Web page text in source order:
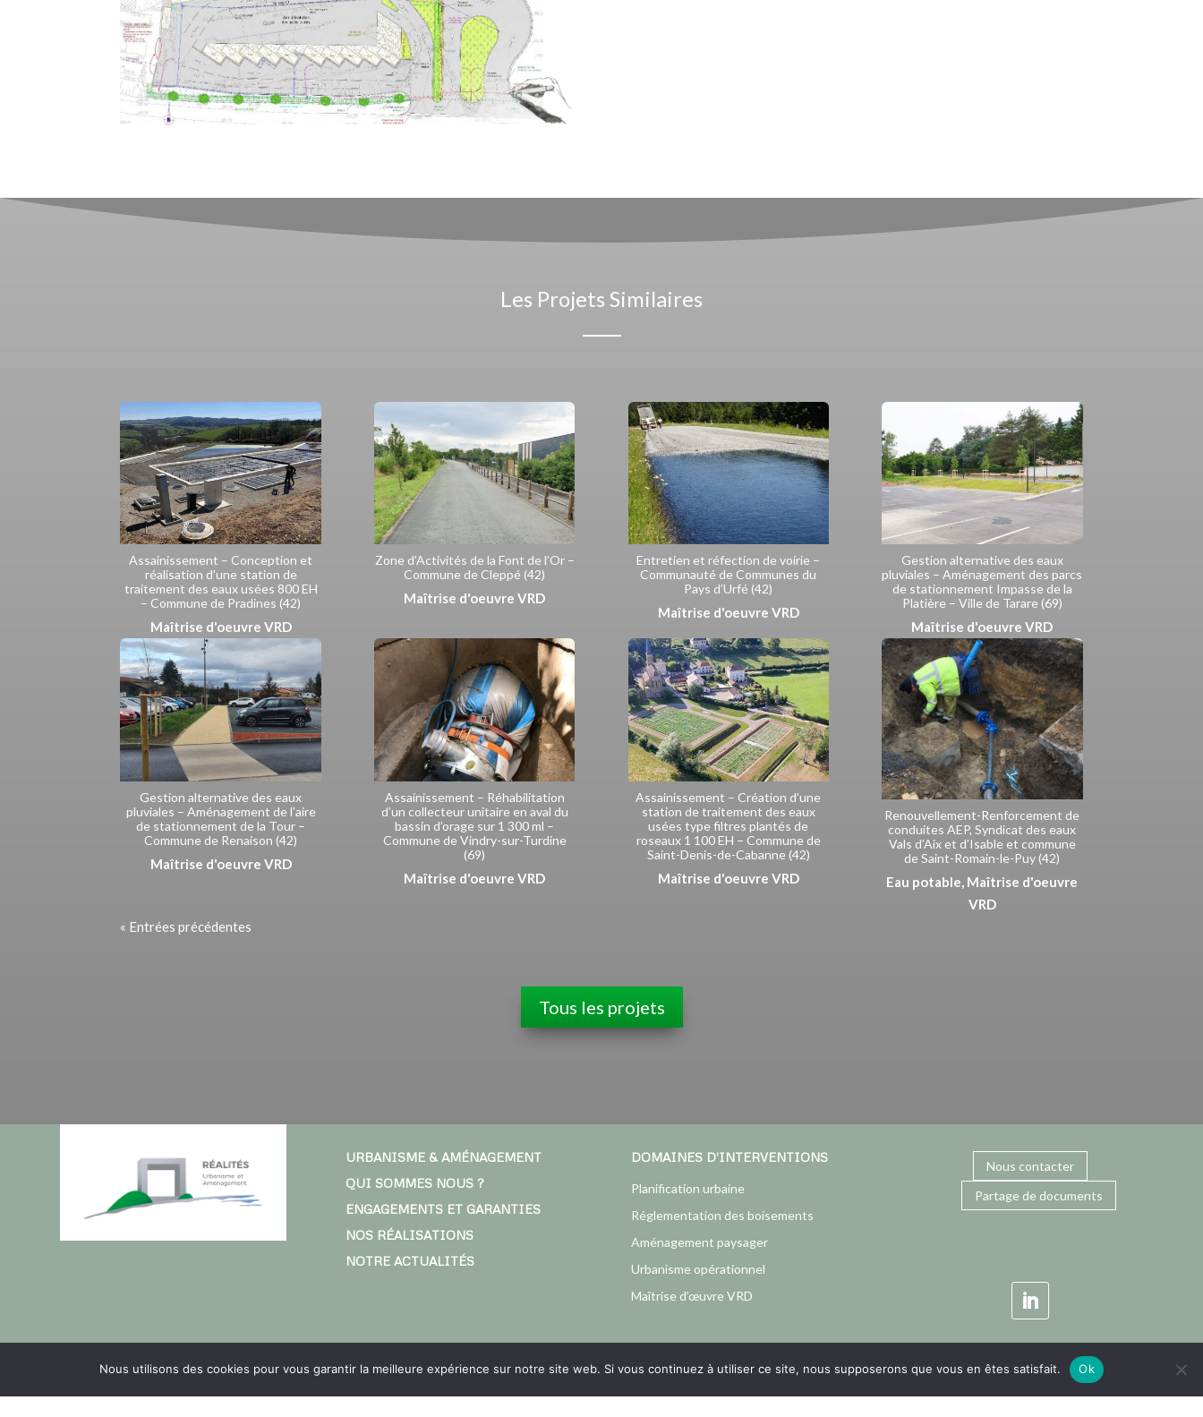
Les Projets Similaires
Assainissement – Conception et
réalisation d’une station de
traitement des eaux usées 800 EH
– Commune de Pradines (42)
Maîtrise d'oeuvre VRD
Zone d’Activités de la Font de l’Or –
Commune de Cleppé (42)
Maîtrise d'oeuvre VRD
Entretien et réfection de voirie –
Communauté de Communes du
Pays d’Urfé (42)
Maîtrise d'oeuvre VRD
Gestion alternative des eaux
pluviales – Aménagement des parcs
de stationnement Impasse de la
Platière – Ville de Tarare (69)
Maîtrise d'oeuvre VRD
Gestion alternative des eaux
pluviales – Aménagement de l’aire
de stationnement de la Tour –
Commune de Renaison (42)
Maîtrise d'oeuvre VRD
Assainissement – Réhabilitation
d’un collecteur unitaire en aval du
bassin d’orage sur 1 300 ml –
Commune de Vindry-sur-Turdine
(69)
Maîtrise d'oeuvre VRD
Assainissement – Création d’une
station de traitement des eaux
usées type filtres plantés de
roseaux 1 100 EH – Commune de
Saint-Denis-de-Cabanne (42)
Maîtrise d'oeuvre VRD
Renouvellement-Renforcement de
conduites AEP, Syndicat des eaux
Vals d’Aix et d’Isable et commune
de Saint-Romain-le-Puy (42)
Eau potable, Maîtrise d'oeuvre
VRD
« Entrées précédentes
Tous les projets
URBANISME & AMÉNAGEMENT
QUI SOMMES NOUS ?
ENGAGEMENTS ET GARANTIES
NOS RÉALISATIONS
NOTRE ACTUALITÉS
DOMAINES D’INTERVENTIONS
Planification urbaine
Réglementation des boisements
Aménagement paysager
Urbanisme opérationnel
Maîtrise d’œuvre VRD
Nous contacter
Partage de documents
Nous utilisons des cookies pour vous garantir la meilleure expérience sur notre site web. Si vous continuez à utiliser ce site, nous supposerons que vous en êtes satisfait. Ok